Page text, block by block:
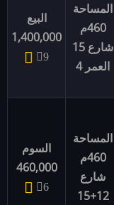
المساحة
460م
شارع 15
العمر ‏4
البيع
1,400,000
9
المساحة
460م
شارع
12+15
السوم
460,000
6